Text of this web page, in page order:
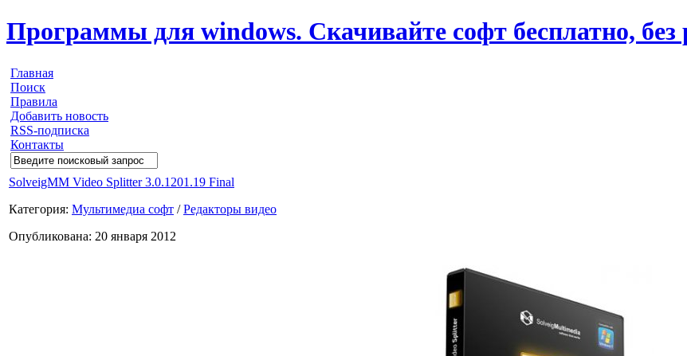
Программы для windows. Скачивайте софт бесплатно, без
Главная
Поиск
Правила
Добавить новость
RSS-подписка
Контакты
SolveigMM Video Splitter 3.0.1201.19 Final
Категория: Мультимедиа софт /Редакторы видео
Опубликована: 20 января 2012